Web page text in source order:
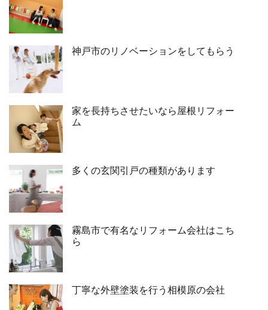
神戸市のリノベーションをしてもらう
家を長持ちさせたいなら屋根リフォー
ム
多くの玄関引戸の種類があります
霧島市で有名なリフォーム会社はこち
ら
丁寧な外壁塗装を行う相模原の会社